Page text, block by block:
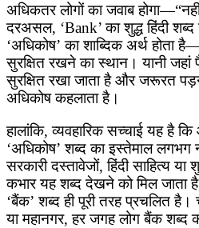
अधिकतर लोगों का जवाब
दरअसल, ‘Bank’ का शुद्ध हिंदी
‘अधिकोष’ का शाब्दिक अर्थ होता
सुरक्षित रखने का स्थान। यानी
सुरक्षित रखा जाता है और जरूरत
अधिकोष कहलाता है।
हालांकि, व्यवहारिक सच्चाई यह है
‘अधिकोष’ शब्द का इस्तेमाल लगभग
सरकारी दस्तावेजों, हिंदी साहित्य या
कभार यह शब्द देखने को मिल
‘बैंक’ शब्द ही पूरी तरह प्रचलित है।
या महानगर, हर जगह लोग बैंक शब्द